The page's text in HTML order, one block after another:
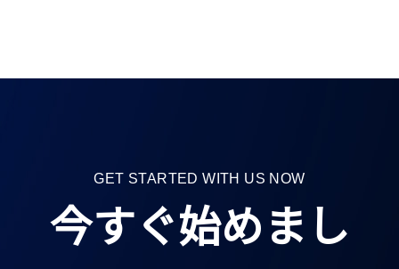
GET STARTED WITH US NOW
今すぐ始めまし